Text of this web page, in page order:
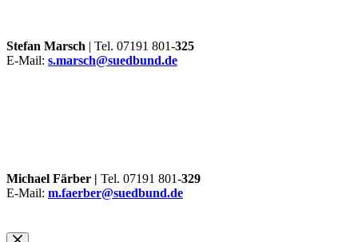
Stefan Marsch | Tel. 07191 801-325
E-Mail: s.marsch@suedbund.de
Michael Färber | Tel. 07191 801-329
E-Mail: m.faerber@suedbund.de